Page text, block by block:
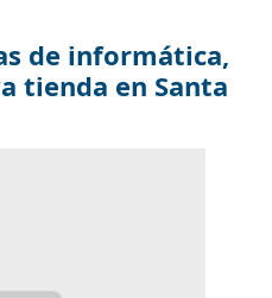
de informática,
tienda en Santa